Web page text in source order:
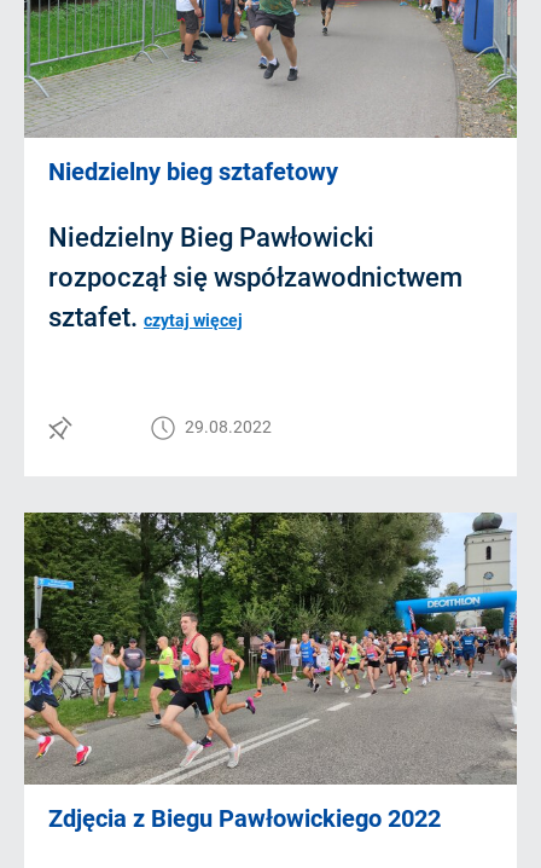
Niedzielny bieg sztafetowy
Niedzielny Bieg Pawłowicki
rozpoczął się współzawodnictwem
sztafet. czytaj więcej
29.08.2022
Zdjęcia z Biegu Pawłowickiego 2022